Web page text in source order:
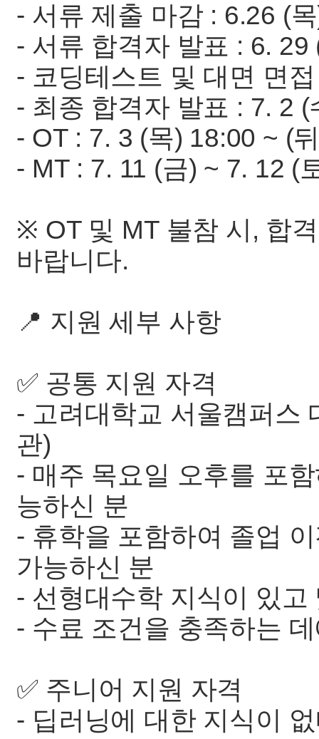
- 서류 제출 마감 : 6.26 (
- 서류 합격자 발표 : 6. 29
- 코딩테스트 및 대면 면
- 최종 합격자 발표 : 7. 2 (
- OT : 7. 3 (목) 18:00 ~ (
- MT : 7. 11 (금) ~ 7. 12 (
※ OT 및 MT 불참 시, 합
바랍니다.
📍 지원 세부 사항
✅ 공통 지원 자격
- 고려대학교 서울캠퍼스
관)
- 매주 목요일 오후를 포
능하신 분
- 휴학을 포함하여 졸업
가능하신 분
- 선형대수학 지식이 있
- 수료 조건을 충족하는
✅ 주니어 지원 자격
- 딥러닝에 대한 지식이